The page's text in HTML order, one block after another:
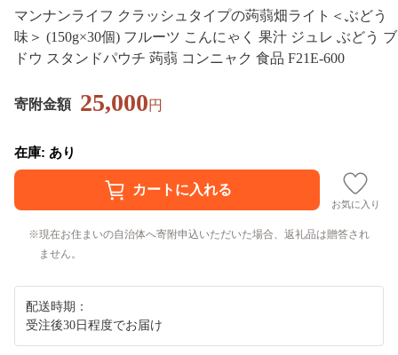
マンナンライフ クラッシュタイプの蒟蒻畑ライト＜ぶどう
味＞ (150g×30個) フルーツ こんにゃく 果汁 ジュレ ぶどう ブ
ドウ スタンドパウチ 蒟蒻 コンニャク 食品 F21E-600
寄附金額 25,000円
在庫: あり
お気に入り
現在お住まいの自治体へ寄附申込いただいた場合、返礼品は贈答され
ません。
配送時期：
受注後30日程度でお届け